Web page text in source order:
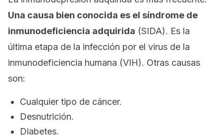
Una causa bien conocida es el síndrome de
inmunodeficiencia adquirida (SIDA). Es la
última etapa de la infección por el virus de la
inmunodeficiencia humana (VIH). Otras causas
son:
Cualquier tipo de cáncer.
Desnutrición.
Diabetes.